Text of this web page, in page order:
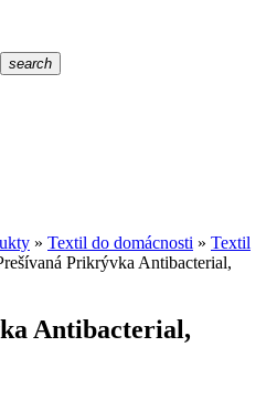
search
» Textil do domácnosti » Textil
Prikrývka Antibacterial,
Antibacterial,